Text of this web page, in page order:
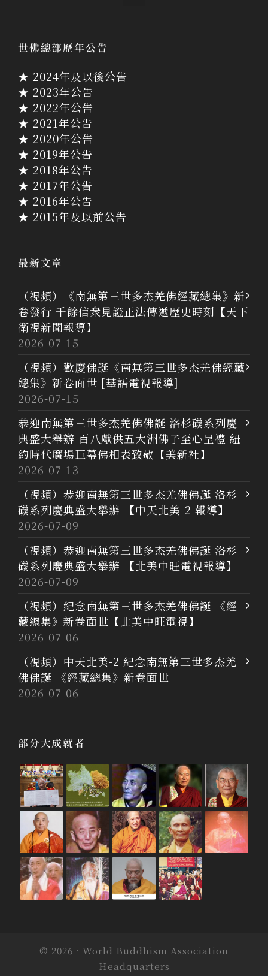
世佛總部歷年公告
★ 2024年及以後公告
★ 2023年公告
★ 2022年公告
★ 2021年公告
★ 2020年公告
★ 2019年公告
★ 2018年公告
★ 2017年公告
★ 2016年公告
★ 2015年及以前公告
最新文章
（視頻）《南無第三世多杰羌佛經藏總集》新
卷發行 千餘信衆見證正法傳遞歷史時刻【天下
衛視新聞報導】
2026-07-15
（視頻）歡慶佛誕《南無第三世多杰羌佛經藏
總集》新卷面世 [華語電視報導]
2026-07-15
恭迎南無第三世多杰羌佛佛誕 洛杉磯系列慶
典盛大舉辦 百八獻供五大洲佛子至心呈禮 紐
約時代廣場巨幕佛相表致敬【美新社】
2026-07-13
（視頻）恭迎南無第三世多杰羌佛佛誕 洛杉
磯系列慶典盛大舉辦 【中天北美-2 報導】
2026-07-09
（視頻）恭迎南無第三世多杰羌佛佛誕 洛杉
磯系列慶典盛大舉辦 【北美中旺電視報導】
2026-07-09
（視頻）紀念南無第三世多杰羌佛佛誕 《經
藏總集》新卷面世【北美中旺電視】
2026-07-06
（視頻）中天北美-2 紀念南無第三世多杰羌
佛佛誕 《經藏總集》新卷面世
2026-07-06
部分大成就者
© 2026 · World Buddhism Association
Headquarters